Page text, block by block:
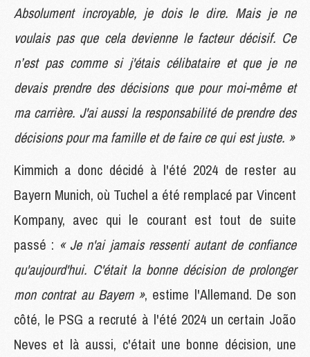
Absolument incroyable, je dois le dire. Mais je ne
voulais pas que cela devienne le facteur décisif. Ce
n’est pas comme si j'étais célibataire et que je ne
devais prendre des décisions que pour moi-même et
ma carrière. J'ai aussi la responsabilité de prendre des
décisions pour ma famille et de faire ce qui est juste. »
Kimmich a donc décidé à l'été 2024 de rester au
Bayern Munich, où Tuchel a été remplacé par Vincent
Kompany, avec qui le courant est tout de suite
passé : « Je n'ai jamais ressenti autant de confiance
qu'aujourd'hui. C'était la bonne décision de prolonger
mon contrat au Bayern », estime l'Allemand. De son
côté, le PSG a recruté à l'été 2024 un certain João
Neves et là aussi, c'était une bonne décision, une